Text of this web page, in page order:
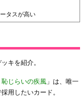
タスが高い
キを紹介。
恥じらいの疾風 」は、唯一
用したいカード。